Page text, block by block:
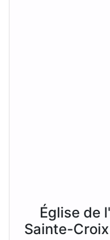
Église de
Sainte-